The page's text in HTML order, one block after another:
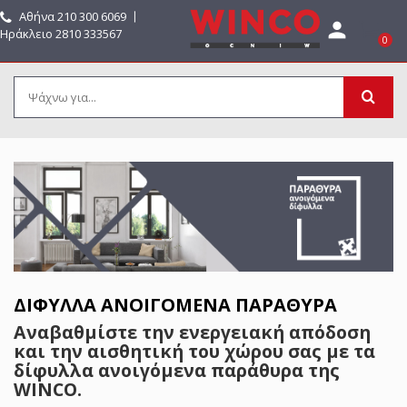
Αθήνα210 300 6069 〡
Ηράκλειο 2810 333567
 0
ΔΊΦΥΛΛΑ ΑΝΟΙΓΌΜΕΝΑ ΠΑΡΆΘΥΡΑ
Αναβαθμίστε την ενεργειακή απόδοση
και την αισθητική του χώρου σας με τα
δίφυλλα ανοιγόμενα παράθυρα της
WINCO.